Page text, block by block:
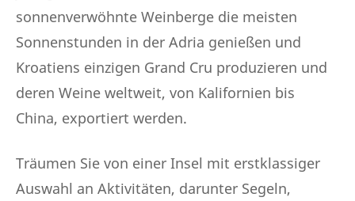
sonnenverwöhnte Weinberge die meisten
Sonnenstunden in der Adria genießen und
Kroatiens einzigen Grand Cru produzieren und
deren Weine weltweit, von Kalifornien bis
China, exportiert werden.
Träumen Sie von einer Insel mit erstklassiger
Auswahl an Aktivitäten, darunter Segeln,